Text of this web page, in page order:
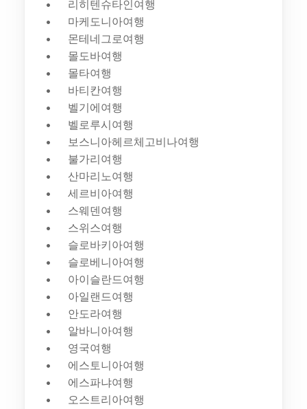
리히텐슈타인여행
마케도니아여행
몬테네그로여행
몰도바여행
몰타여행
바티칸여행
벨기에여행
벨로루시여행
보스니아헤르체고비나여행
불가리여행
산마리노여행
세르비아여행
스웨덴여행
스위스여행
슬로바키아여행
슬로베니아여행
아이슬란드여행
아일랜드여행
안도라여행
알바니아여행
영국여행
에스토니아여행
에스파냐여행
오스트리아여행